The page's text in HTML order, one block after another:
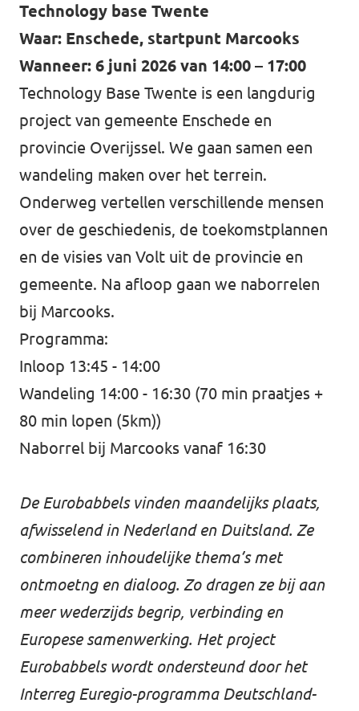
Werken bij Volt
Contact
Sprekersaanvraag
Charge - Wetenschappelijk Platform Volt
Technology base Twente
Waar: Enschede, startpunt Marcooks
Wanneer: 6 juni 2026 van 14:00 – 17:00
Technology Base Twente is een langdurig
project van gemeente Enschede en
provincie Overijssel. We gaan samen een
wandeling maken over het terrein.
Onderweg vertellen verschillende mensen
over de geschiedenis, de toekomstplannen
en de visies van Volt uit de provincie en
gemeente. Na afloop gaan we naborrelen
bij Marcooks.
Programma:
Inloop 13:45 - 14:00
Wandeling 14:00 - 16:30 (70 min praatjes +
80 min lopen (5km))
Naborrel bij Marcooks vanaf 16:30
De Eurobabbels vinden maandelijks plaats,
afwisselend in Nederland en Duitsland. Ze
combineren inhoudelijke thema’s met
ontmoetng en dialoog. Zo dragen ze bij aan
meer wederzijds begrip, verbinding en
Europese samenwerking. Het project
Eurobabbels wordt ondersteund door het
Interreg Euregio-programma Deutschland-